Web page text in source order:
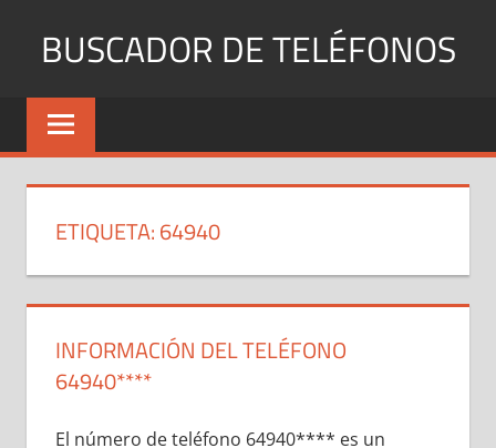
BUSCADOR DE TELÉFONOS
Identifica
Números
y
ETIQUETA:64940
INFORMACIÓN DEL TELÉFONO
64940****
El número dе teléfono 64940**** es un